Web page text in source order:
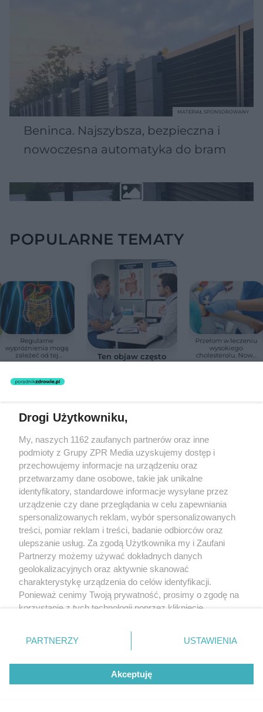
Beninca. Najszybsza, bezpieczna i
nowoczesna automatyka do bram
MATERIAŁ SPONSOROWANY
POPULARNE TEMATY
Regularne
wypróżnienia mogą
zależeć od tej
witaminy. Odkrycie
naukowców
Ten objaw często
Przełom w leczeniu
wysokiego
cholesterolu. Nowa
terapia zmniejszyła
REDAKTOR NACZELNA
POLECA
ESKA Summer Camp 2026 rusza w
trasę! Odwiedź strefę Wawel i
Drogi Użytkowniku,
My, naszych 1162 zaufanych partnerów oraz inne
podmioty z Grupy ZPR Media uzyskujemy dostęp i
przechowujemy informacje na urządzeniu oraz
przetwarzamy dane osobowe, takie jak unikalne
identyfikatory, standardowe informacje wysyłane przez
urządzenie czy dane przeglądania w celu zapewniania
spersonalizowanych reklam, wybór spersonalizowanych
treści, pomiar reklam i treści, badanie odbiorców oraz
ulepszanie usług. Za zgodą Użytkownika my i Zaufani
Partnerzy możemy używać dokładnych danych
geolokalizacyjnych oraz aktywnie skanować
charakterystykę urządzenia do celów identyfikacji.
Ponieważ cenimy Twoją prywatność, prosimy o zgodę na
korzystanie z tych technologii poprzez kliknięcie
zmienić/wycofać klikając przycisk ustawień prywatności
znajdujący się w lewym dolnym rogu strony
rodzaje przetwarzania danych nie wymagają zgody
użytkownika, ale masz prawo sprzeciwić się takiemu
przetwarzaniu. Preferencje będą miały zastosowanie tylko
PARTNERZY USTAWIENIA
Akceptuję